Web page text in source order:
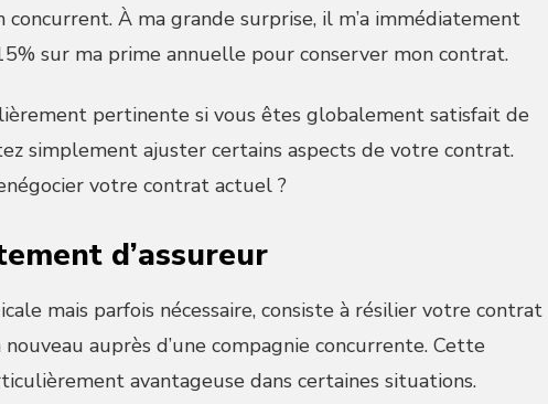
concurrent. À ma grande surprise, il m’a immédiatement
sur ma prime annuelle pour conserver mon contrat.
pertinente si vous êtes globalement satisfait de
simplement ajuster certains aspects de votre contrat.
votre contrat actuel ?
d’assureur
mais parfois nécessaire, consiste à résilier votre contrat
auprès d’une compagnie concurrente. Cette
avantageuse dans certaines situations.